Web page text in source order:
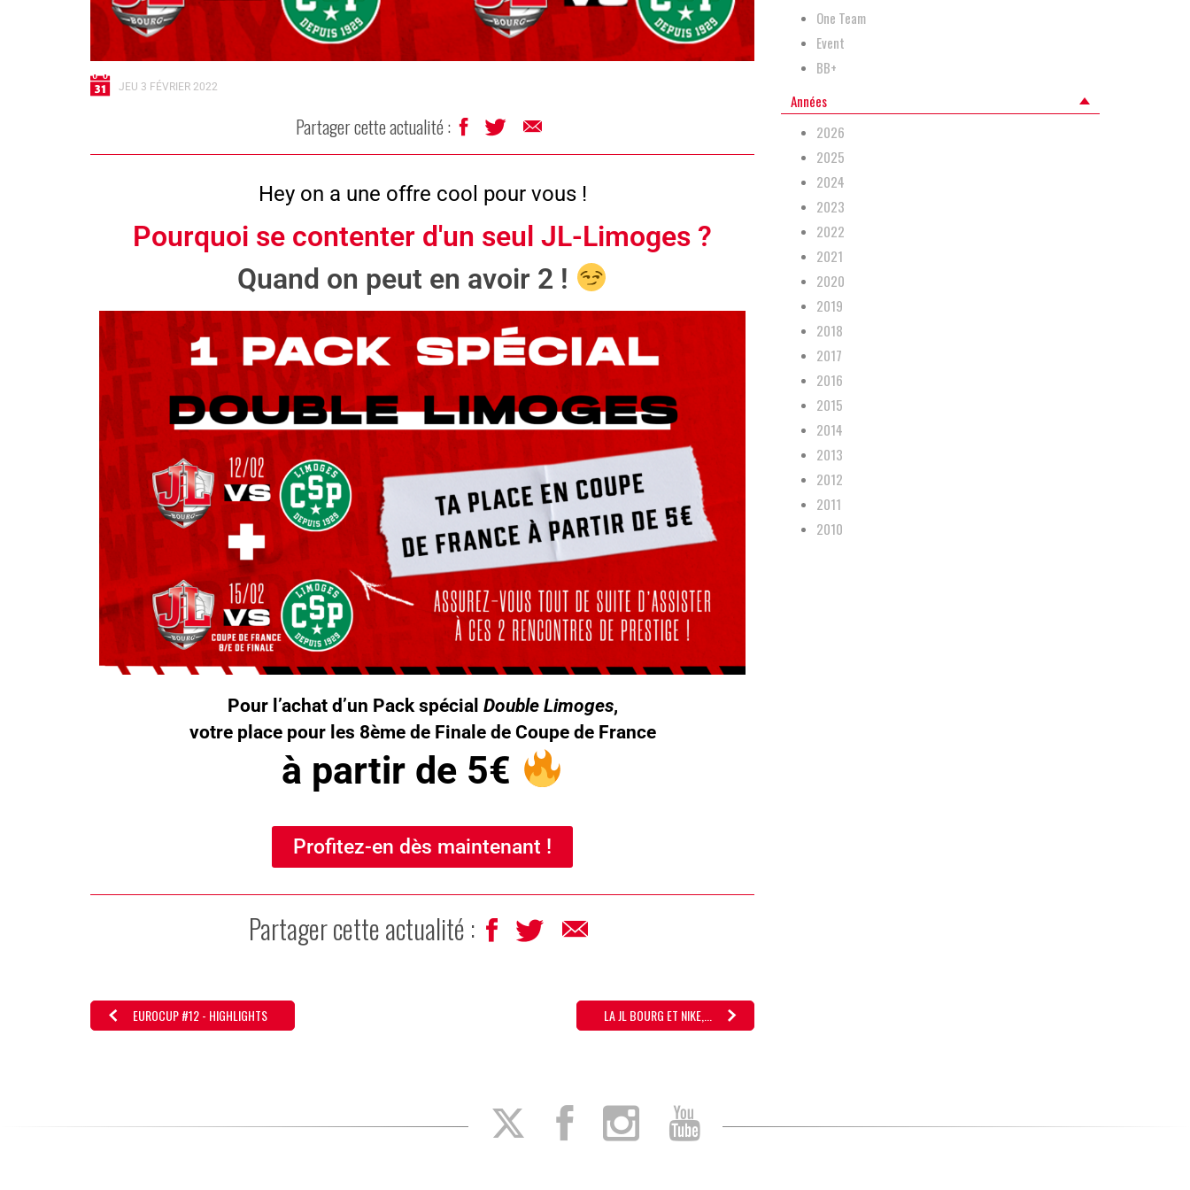
JEU 3 FÉVRIER 2022
Partager cette actualité :
Hey on a une offre cool pour vous !
Pourquoi se contenter d'un seul JL-Limoges ?
Quand on peut en avoir 2 !
Pour l’achat d’un Pack spécial Double Limoges,
votre place pour les 8ème de Finale de Coupe de France
à partir de 5€
Profitez-en dès maintenant !
Partager cette actualité :
EUROCUP #12 - HIGHLIGHTS LA JL BOURG ET NIKE,...
One Team
Event
BB+
Années
2026
2025
2024
2023
2022
2021
2020
2019
2018
2017
2016
2015
2014
2013
2012
2011
2010